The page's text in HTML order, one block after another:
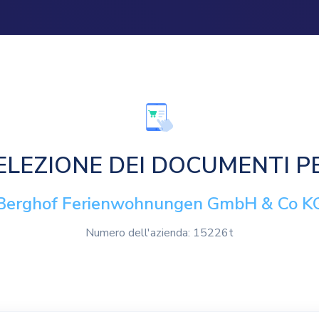
DEI DOCUMENTI
Ferienwohnungen GmbH & Co
Numero dell'azienda: 15226t